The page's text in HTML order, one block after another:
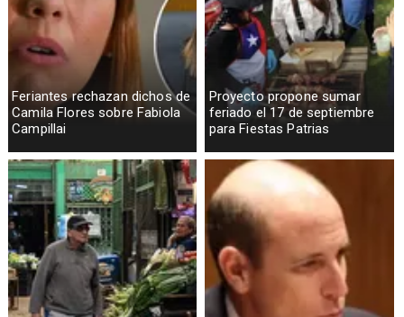
Feriantes rechazan dichos de
Camila Flores sobre Fabiola
Campillai
Proyecto propone sumar
feriado el 17 de septiembre
para Fiestas Patrias